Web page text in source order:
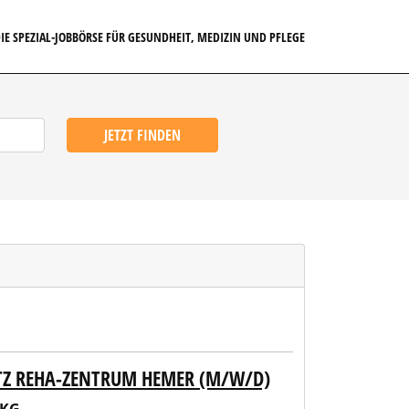
SPEZIAL-JOBBÖRSE FÜR GESUNDHEIT, MEDIZIN UND PFLEGE
JETZT FINDEN
REHA-ZENTRUM HEMER (M/W/D)